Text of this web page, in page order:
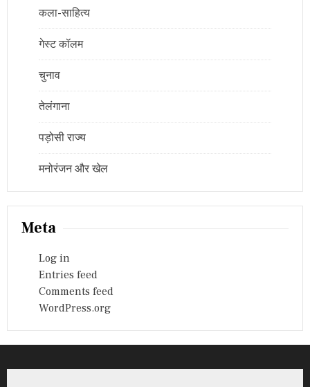
कला-साहित्य
गेस्ट कॉलम
चुनाव
तेलंगाना
पड़ोसी राज्य
मनोरंजन और खेल
Meta
Log in
Entries feed
Comments feed
WordPress.org